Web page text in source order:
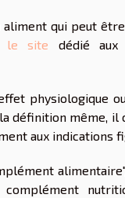
qui peut
le site dédié aux
physiologique
définition même,
aux indications